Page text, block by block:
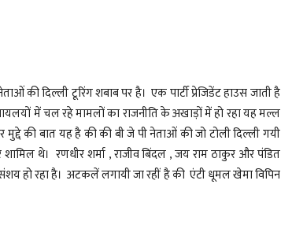
की दिल्ली टूरिंग शबाब पर है। एक पार्टी प्रेजिडेंट हाउस जाती है
में चल रहे मामलों का राजनीति के अखाड़ों में हो रहा यह मल्ल
मुद्दे की बात यह है की की बी जे पी नेताओं की जो टोली दिल्ली गयी
थे। रणधीर शर्मा , राजीव बिंदल , जय राम ठाकुर और पंडित
हो रहा है। अटकलें लगायी जा रहीं है की एंटी धूमल खेमा विपिन